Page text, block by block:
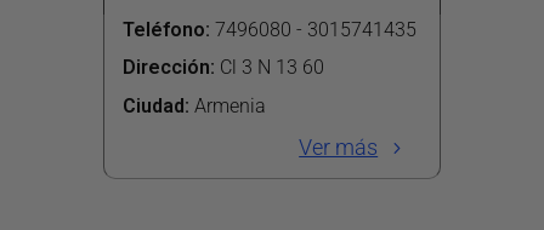
Teléfono: 7496080 - 3015741435
Dirección: Cl 3 N 13 60
Ciudad: Armenia
Ver más